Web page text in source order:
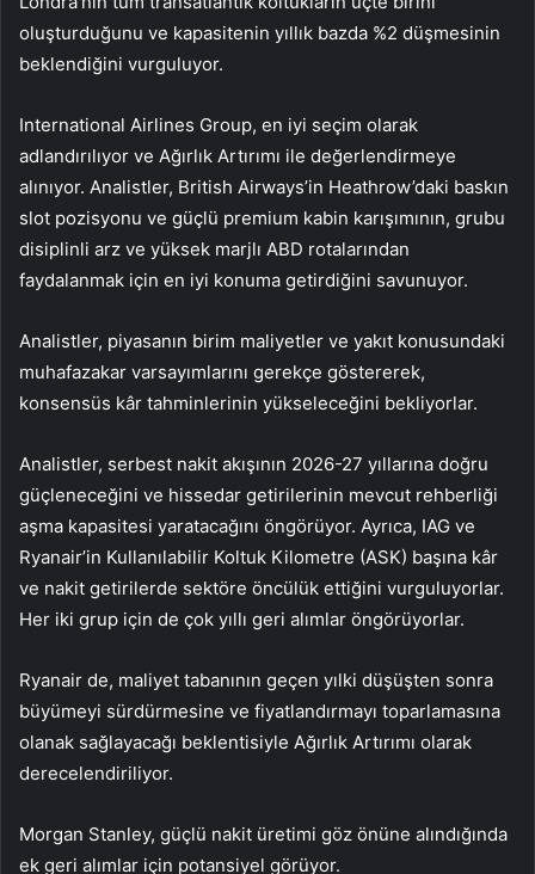
oluşturduğunu ve kapasitenin yıllık bazda %2 düşmesinin
beklendiğini vurguluyor.
International Airlines Group, en iyi seçim olarak
adlandırılıyor ve Ağırlık Artırımı ile değerlendirmeye
alınıyor. Analistler, British Airways’in Heathrow’daki baskın
slot pozisyonu ve güçlü premium kabin karışımının, grubu
disiplinli arz ve yüksek marjlı ABD rotalarından
faydalanmak için en iyi konuma getirdiğini savunuyor.
Analistler, piyasanın birim maliyetler ve yakıt konusundaki
muhafazakar varsayımlarını gerekçe göstererek,
konsensüs kâr tahminlerinin yükseleceğini bekliyorlar.
Analistler, serbest nakit akışının 2026-27 yıllarına doğru
güçleneceğini ve hissedar getirilerinin mevcut rehberliği
aşma kapasitesi yaratacağını öngörüyor. Ayrıca, IAG ve
Ryanair’in Kullanılabilir Koltuk Kilometre (ASK) başına kâr
ve nakit getirilerde sektöre öncülük ettiğini vurguluyorlar.
Her iki grup için de çok yıllı geri alımlar öngörüyorlar.
Ryanair de, maliyet tabanının geçen yılki düşüşten sonra
büyümeyi sürdürmesine ve fiyatlandırmayı toparlamasına
olanak sağlayacağı beklentisiyle Ağırlık Artırımı olarak
derecelendiriliyor.
Morgan Stanley, güçlü nakit üretimi göz önüne alındığında
ek geri alımlar için potansiyel görüyor.